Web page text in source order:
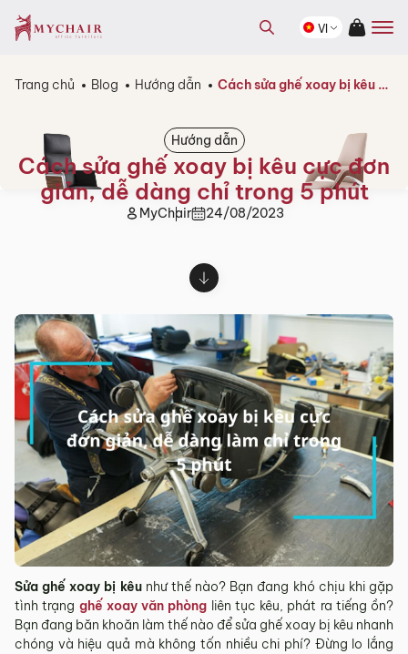
phẩm
Tìm
kiếmVI
Trang chủ Blog Hướng dẫn Cách sửa ghế xoay bị kêu cực đơn giản, dễ dàng chỉ trong 5 phút
Hướng dẫn
Cách sửa ghế xoay bị kêu cực đơn
giản, dễ dàng chỉ trong 5 phút
MyChair 24/08/2023
Sửa ghế xoay bị kêunhư thế nào? Bạn đang khó chịu khi gặp
tình trạng ghế xoay văn phòng liên tục kêu, phát ra tiếng ồn?
Bạn đang băn khoăn làm thế nào để sửa ghế xoay bị kêu nhanh
chóng và hiệu quả mà không tốn nhiều chi phí? Đừng lo lắng